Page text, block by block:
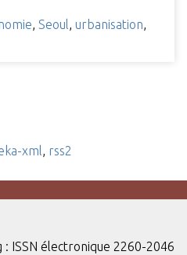
, Seoul, urbanisation,
xml, rss2
: ISSN électronique 2260-2046